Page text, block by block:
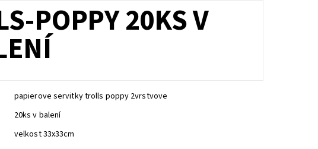
POPPY 20KS V
papierove servitky trolls poppy 2vrstvove
20ks v balení
velkost 33x33cm